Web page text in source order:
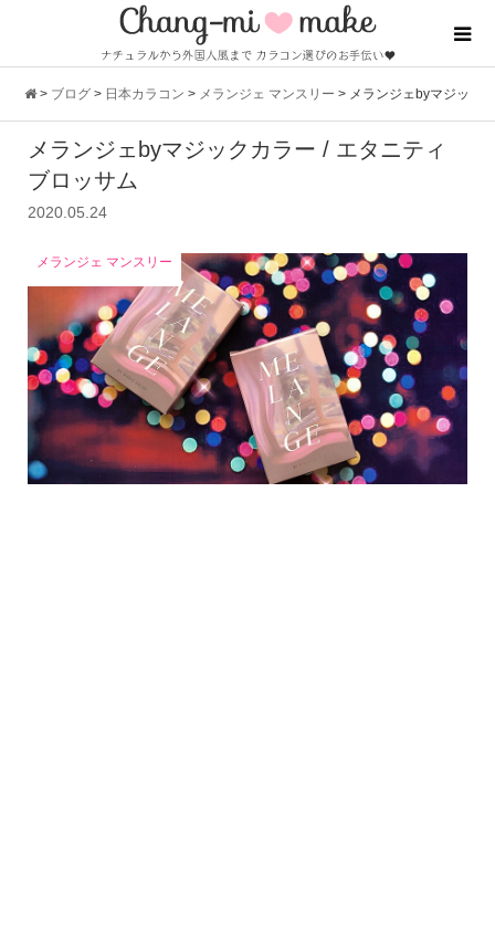
> ブログ > 日本カラコン > メランジェ マンスリー > メランジェbyマジッ
クカラー / エタニティブロッサム
メランジェbyマジックカラー / エタニティ
ブロッサム
2020.05.24
メランジェ マンスリー